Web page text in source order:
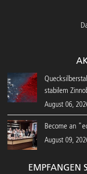
stabilem
August 06,
Become an
August 09,
EMPFANGEN